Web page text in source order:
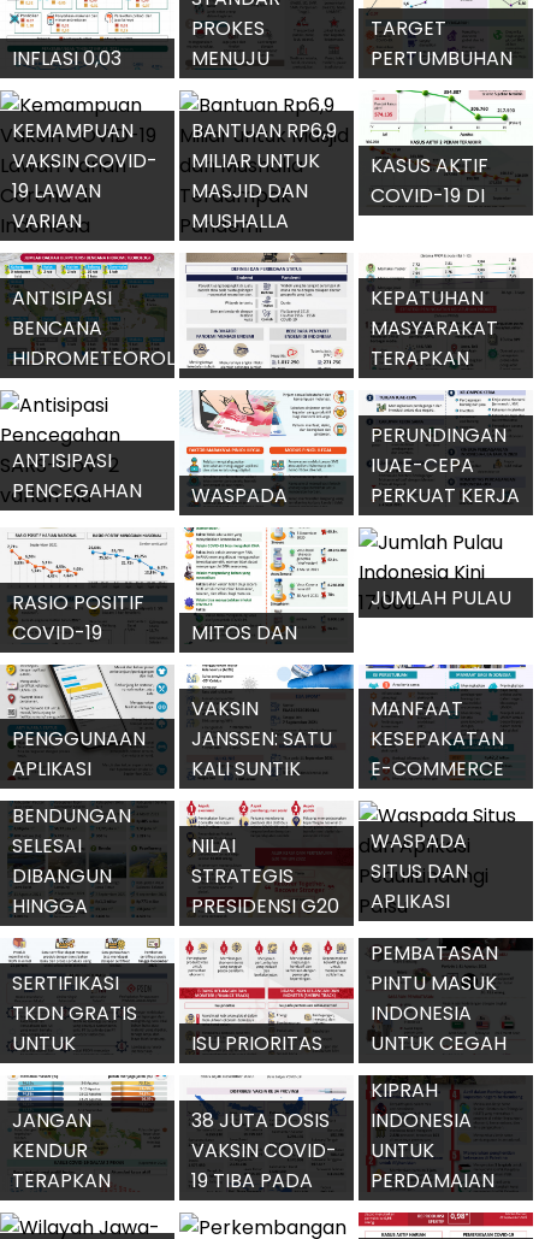
INFLASI 0,03
PERSEN PADA
AGUSTUS 2021
PROKES
MENUJU
TATANAN
HIDUP BARU
TARGET
PERTUMBUHAN
EKONOMI 2022
INDONESIA
KEMAMPUAN
VAKSIN COVID-
19 LAWAN
VARIAN
CORONA DI
INDONESIA
BANTUAN RP6,9
MILIAR UNTUK
MASJID DAN
MUSHALLA
TERDAMPAK
PANDEMI
KASUS AKTIF
COVID-19 DI
TERUS TURUN
ANTISIPASI
BENCANA
HIDROMETEOROLOGI
JELANG MUSIM
PENGHUJAN
MEMAHAMI
STATUS ENDEMI
KEPATUHAN
MASYARAKAT
TERAPKAN
PROKES
MENINGKAT
ANTISIPASI
PENCEGAHAN
SARS-COV-2
VARIAN MU
WASPADA
PINJAMAN
ONLINE ILEGAL
PERUNDINGAN
IUAE-CEPA
PERKUAT KERJA
SAMA EKONOMI
INDONESIA-UEA
RASIO POSITIF
COVID-19
INDONESIA
TURUN
MITOS DAN
FAKTA VAKSIN
CORONA
JUMLAH PULAU
17.000
PENGGUNAAN
APLIKASI
PEDULILINDUNGI
DIPERLUAS
VAKSIN
JANSSEN: SATU
KALI SUNTIK
DAN EFIKASI
67,2 PERSEN
MANFAAT
KESEPAKATAN
E-COMMERCE
ASEAN UNTUK
INDONESIA
DELAPAN
BENDUNGAN
SELESAI
DIBANGUN
HINGGA
SEPTEMBER
2021
NILAI
STRATEGIS
PRESIDENSI G20
INDONESIA DI
2022
WASPADA
SITUS DAN
APLIKASI
PEDULILINDUNGI
PALSU
SERTIFIKASI
TKDN GRATIS
UNTUK
INDUSTRI
DALAM NEGERI
ISU PRIORITAS
PRESIDENSI G20
INDONESIA 2022
PEMBATASAN
PINTU MASUK
INDONESIA
UNTUK CEGAH
VARIAN BARU
CORONA
JANGAN
KENDUR
TERAPKAN
PROTOKOL
38 JUTA DOSIS
VAKSIN COVID-
19 TIBA PADA
SEPTEMBER
KIPRAH
INDONESIA
UNTUK
PERDAMAIAN
DUNIA SELAMA